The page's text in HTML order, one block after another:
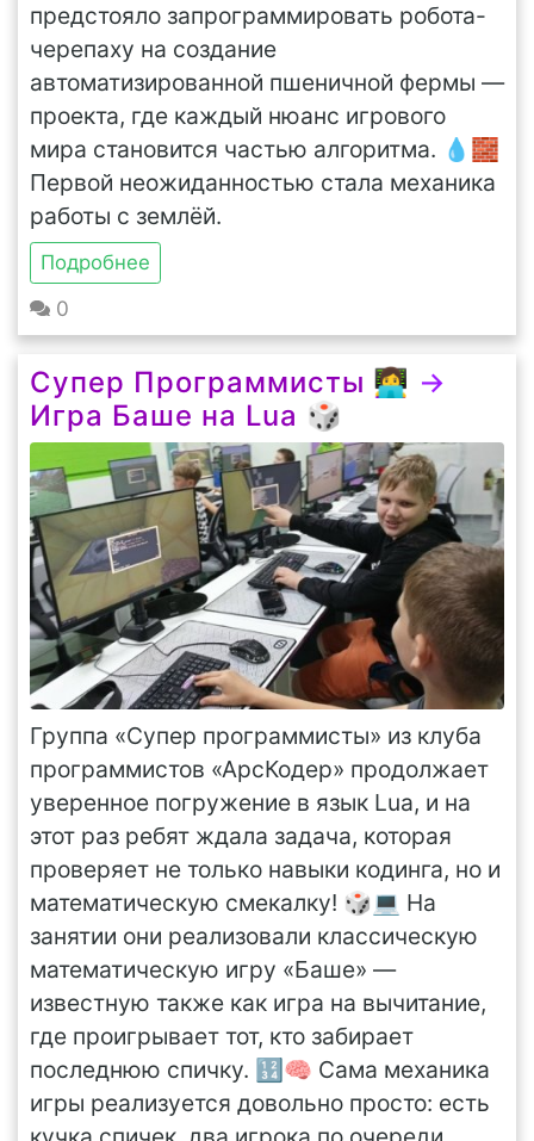
предстояло запрограммировать робота-
черепаху на создание
автоматизированной пшеничной фермы —
проекта, где каждый нюанс игрового
мира становится частью алгоритма. 💧🧱
Первой неожиданностью стала механика
работы с землёй.
Подробнее
0
Супер Программисты 👩‍💻 →
Игра Баше на Lua 🎲
Группа «Супер программисты» из клуба
программистов «АрсКодер» продолжает
уверенное погружение в язык Lua, и на
этот раз ребят ждала задача, которая
проверяет не только навыки кодинга, но и
математическую смекалку! 🎲💻 На
занятии они реализовали классическую
математическую игру «Баше» —
известную также как игра на вычитание,
где проигрывает тот, кто забирает
последнюю спичку. 🔢🧠 Сама механика
игры реализуется довольно просто: есть